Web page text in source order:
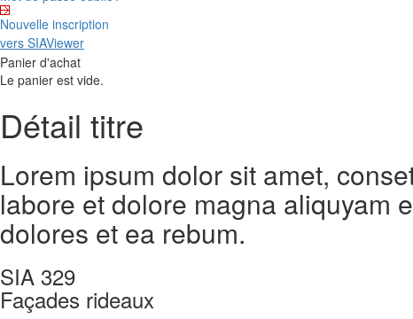
Nouvelle inscription
vers SIAViewer
Panier d'achat
Le panier est vide.
Détail titre
Lorem ipsum dolor sit amet,
labore et dolore magna aliquyam
dolores et ea rebum.
SIA 329
Façades rideaux